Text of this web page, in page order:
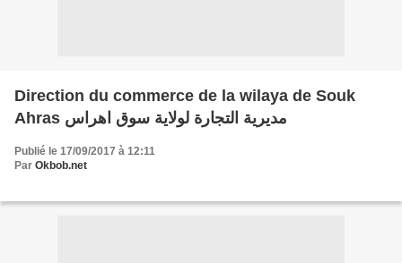
Direction du commerce de la wilaya de Souk
Ahras مديرية التجارة لولاية سوق اهراس
Publié le 17/09/2017 à 12:11
Par Okbob.net